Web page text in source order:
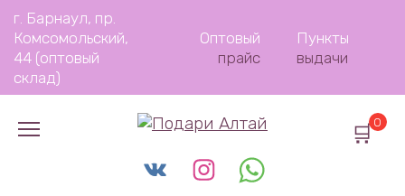
Перейти
содержанию
г. Барнаул, пр.
Комсомольский,
44 (оптовый
склад)
Оптовый
прайс
Пункты
выдачи
0